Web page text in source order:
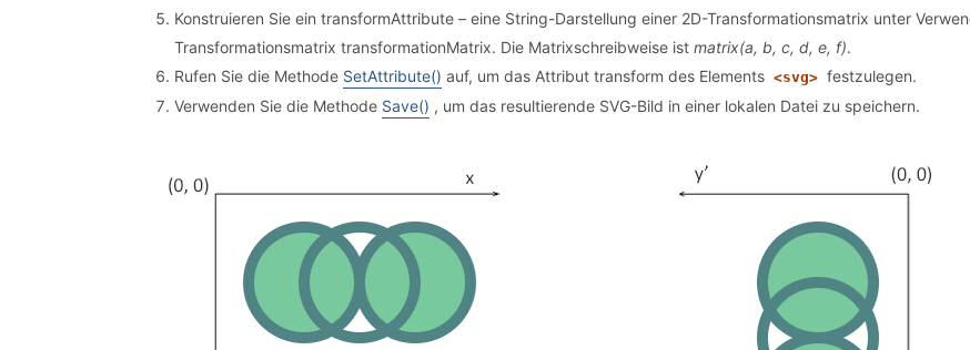
Konstruieren Sie ein transformAttribute – eine String-Darstellung einer 2D-Transformationsmatrix unter
Transformationsmatrix transformationMatrix. Die Matrixschreibweise ist matrix(a, b, c, d, e, f).
Rufen Sie die Methode SetAttribute() auf, um das Attribut transform des Elements <svg> festzulegen.
Verwenden Sie die Methode Save() , um das resultierende SVG-Bild in einer lokalen Datei zu speichern.